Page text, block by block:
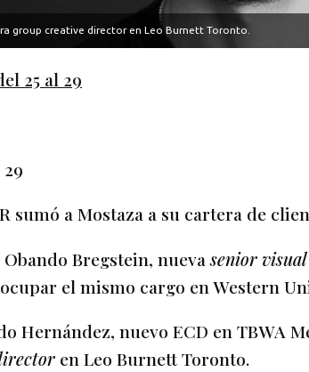
group creative director en Leo Burnett Toronto.
25 al 29
sumó a Mostaza a su cartera de
Obando Bregstein, nuevasenior
el mismo cargo en Western
Hernández, nuevo ECD en TBWA
en Leo Burnett Toronto.